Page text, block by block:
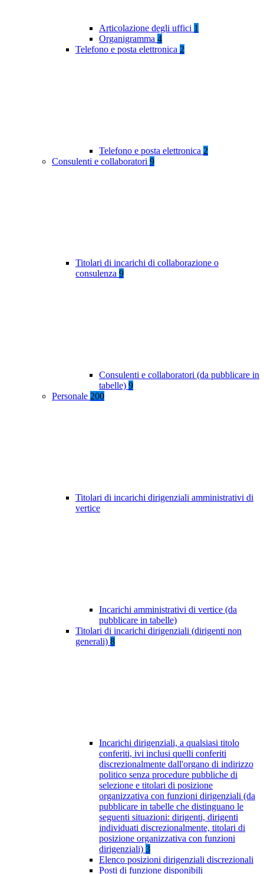
Articolazione degli uffici 1
Organigramma 4
Telefono e posta elettronica 2
Telefono e posta elettronica 2
Consulenti e collaboratori 9
Titolari di incarichi di collaborazione o
consulenza 9
Consulenti e collaboratori (da pubblicare in
tabelle) 9
Personale 200
Titolari di incarichi dirigenziali amministrativi di
vertice
Incarichi amministrativi di vertice (da
pubblicare in tabelle)
Titolari di incarichi dirigenziali (dirigenti non
generali) 8
Incarichi dirigenziali, a qualsiasi titolo
conferiti, ivi inclusi quelli conferiti
discrezionalmente dall'organo di indirizzo
politico senza procedure pubbliche di
selezione e titolari di posizione
organizzativa con funzioni dirigenziali (da
pubblicare in tabelle che distinguano le
seguenti situazioni: dirigenti, dirigenti
individuati discrezionalmente, titolari di
posizione organizzativa con funzioni
dirigenziali) 3
Elenco posizioni dirigenziali discrezionali
Posti di funzione disponibili